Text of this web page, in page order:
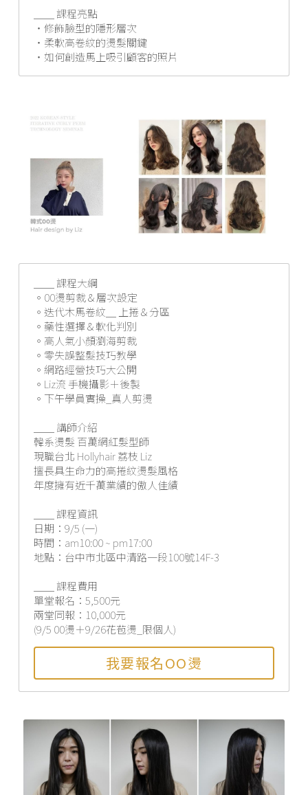
＿＿ 課程亮點
‧修飾臉型的隱形層次
‧柔軟高卷紋的燙髮關鍵
‧如何創造馬上吸引顧客的照片
＿＿ 課程大綱
。00燙剪裁＆層次設定
。迭代木馬卷紋＿ 上捲＆分區
。藥性選擇＆軟化判別
。高人氣小顏瀏海剪裁
。零失誤整髮技巧教學
。網路經營技巧大公開
。Liz流 手機攝影＋後製
。下午學員實操_真人剪燙
＿＿ 講師介紹
韓系燙髮 百萬網紅髮型師
現職台北 Hollyhair 荔枝 Liz
擅長具生命力的高捲紋燙髮風格
年度擁有近千萬業績的傲人佳績
＿＿ 課程資訊
日期：9/5 (一)
時間：am10:00 ~ pm17:00
地點：台中市北區中清路一段100號14F-3
＿＿ 課程費用
單堂報名：5,500元
兩堂同報：10,000元
(9/5 00燙＋9/26花苞燙_限個人)
我要報名OO燙